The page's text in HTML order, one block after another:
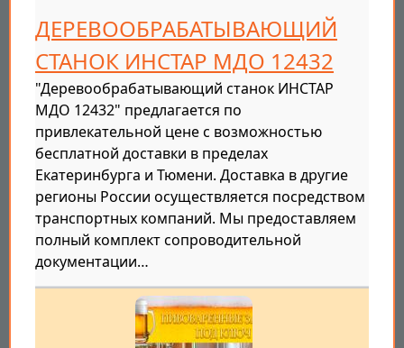
ДЕРЕВООБРАБАТЫВАЮЩИЙ
СТАНОК ИНСТАР МДО 12432
"Деревообрабатывающий станок ИНСТАР
МДО 12432" предлагается по
привлекательной цене с возможностью
бесплатной доставки в пределах
Екатеринбурга и Тюмени. Доставка в другие
регионы России осуществляется посредством
транспортных компаний. Мы предоставляем
полный комплект сопроводительной
документации…